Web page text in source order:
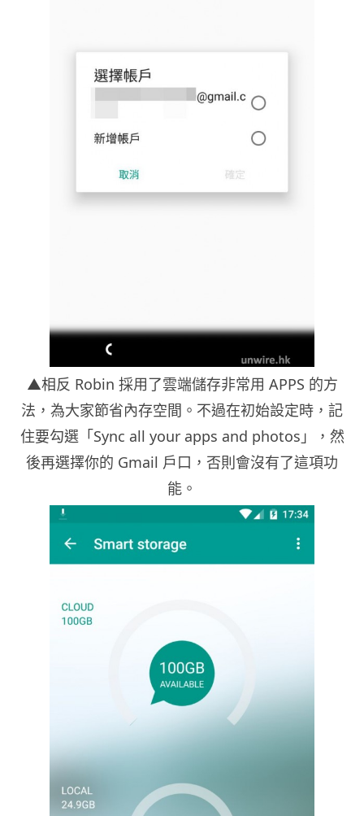
▲相反 Robin 採用了雲端儲存非常用 APPS 的方
法，為大家節省內存空間。不過在初始設定時，記
住要勾選「Sync all your apps and photos」，然
後再選擇你的 Gmail 戶口，否則會沒有了這項功
能。